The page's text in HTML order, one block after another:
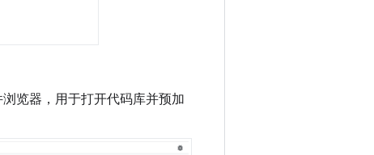
览器，用于打开代码库并预加